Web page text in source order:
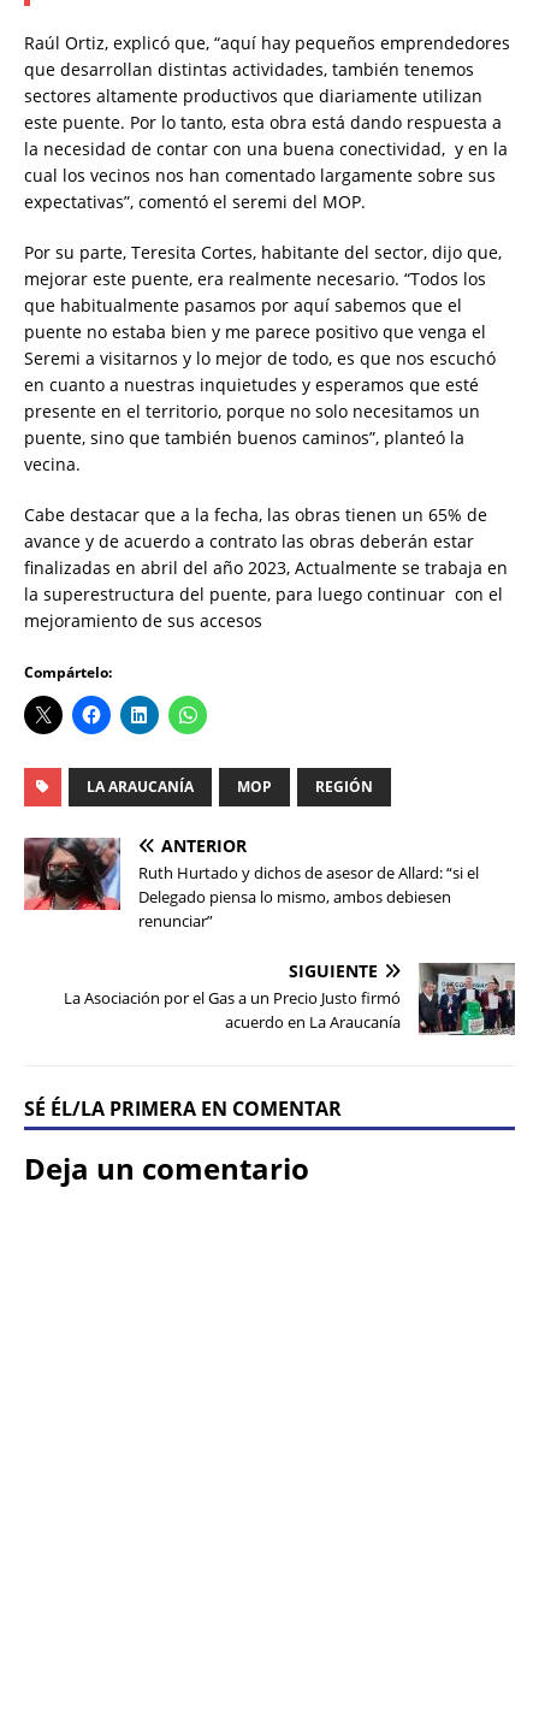
Raúl Ortiz, explicó que, “aquí hay pequeños emprendedores
que desarrollan distintas actividades, también tenemos
sectores altamente productivos que diariamente utilizan
este puente. Por lo tanto, esta obra está dando respuesta a
la necesidad de contar con una buena conectividad, y en la
cual los vecinos nos han comentado largamente sobre sus
expectativas”, comentó el seremi del MOP.
Por su parte, Teresita Cortes, habitante del sector, dijo que,
mejorar este puente, era realmente necesario. “Todos los
que habitualmente pasamos por aquí sabemos que el
puente no estaba bien y me parece positivo que venga el
Seremi a visitarnos y lo mejor de todo, es que nos escuchó
en cuanto a nuestras inquietudes y esperamos que esté
presente en el territorio, porque no solo necesitamos un
puente, sino que también buenos caminos”, planteó la
vecina.
Cabe destacar que a la fecha, las obras tienen un 65% de
avance y de acuerdo a contrato las obras deberán estar
finalizadas en abril del año 2023, Actualmente se trabaja en
la superestructura del puente, para luego continuar con el
mejoramiento de sus accesos
Compártelo:
LA ARAUCANÍA MOP REGIÓN
ANTERIOR
Ruth Hurtado y dichos de asesor de Allard: “si el
Delegado piensa lo mismo, ambos debiesen
renunciar”
SIGUIENTE
La Asociación por el Gas a un Precio Justo firmó
acuerdo en La Araucanía
SÉ ÉL/LA PRIMERA EN COMENTAR
Deja un comentario